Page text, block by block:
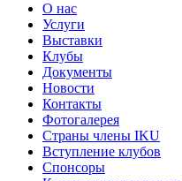
О нас
Услуги
Выставки
Клубы
Документы
Новости
Контакты
Фотогалерея
Страны члены IKU
Вступление клубов​
Спонсоры